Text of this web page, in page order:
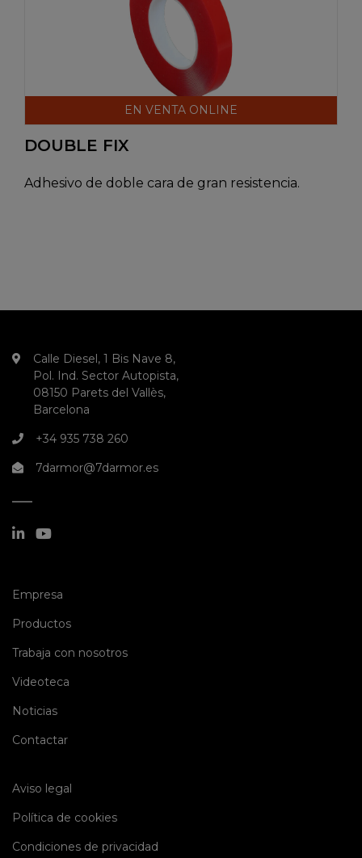
EN VENTA ONLINE
DOUBLE FIX
Adhesivo de doble cara de gran resistencia.
Calle Diesel, 1 Bis Nave 8,
Pol. Ind. Sector Autopista,
08150 Parets del Vallès,
Barcelona
+34 935 738 260
7darmor@7darmor.es
Empresa
Productos(current)
Trabaja con nosotros(current)
Videoteca
Noticias(current)
Contactar(current)
Aviso legal
Política de cookies
Condiciones de privacidad